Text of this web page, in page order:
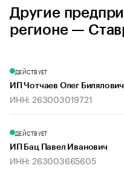
Другие
регионе —
ДЕЙСТВУЕТ
ИП Чотчаев Олег Билялович
ИНН: 263003019721
ДЕЙСТВУЕТ
ИП Бац Павел Иванович
ИНН: 263003665605